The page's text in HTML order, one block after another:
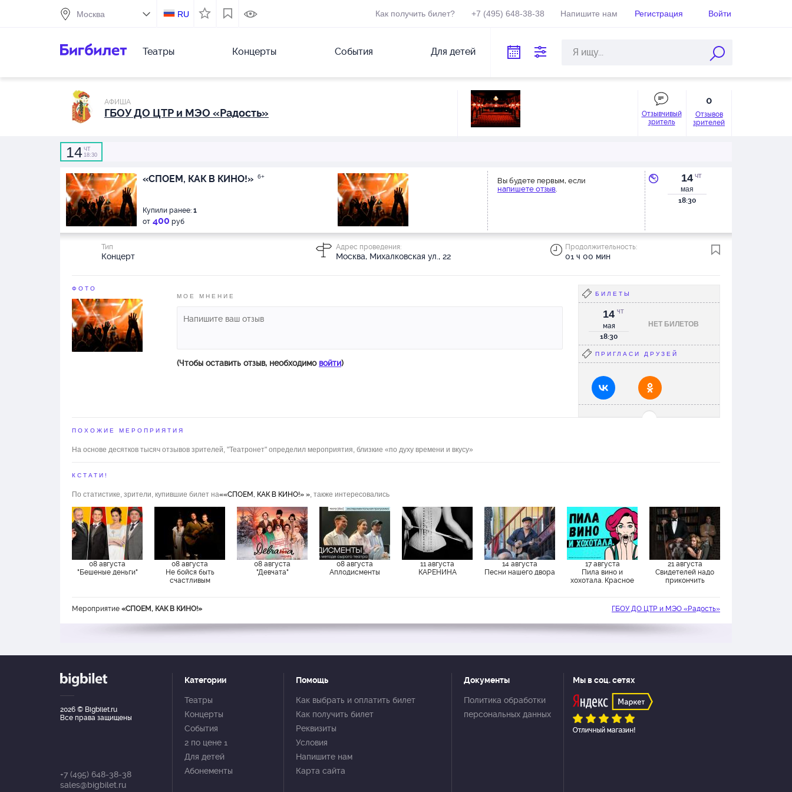
RU Как получить билет? +7 (495) 648-38-38 Напишите нам Регистрация Войти
Театры Концерты События Для детей
АФИША
ГБОУ ДО ЦТР и МЭО «Радость»
Отзывчивый
зритель
0
Отзывов
зрителей
14 ЧТ
18:30
«СПОЕМ, КАК В КИНО!» 6+
Купили ранее: 1
от 400 руб
Вы будете первым, если
напишете отзыв.
14 ЧТ
мая
18:30
Тип
Концерт
Адрес проведения:
Москва, Михалковская ул., 22
Продолжительность:
01 ч 00 мин
ФОТО
МОЕ МНЕНИЕ
(Чтобы оставить отзыв, необходимо войти)
БИЛЕТЫ
НЕТ БИЛЕТОВ
14
мая
ЧТ
18:30
ПРИГЛАСИ ДРУЗЕЙ
ПОХОЖИЕ МЕРОПРИЯТИЯ
На основе десятков тысяч отзывов зрителей, "Театронет" определил мероприятия, близкие «по духу времени и вкусу»
КСТАТИ!
По статистике, зрители, купившие билет на««СПОЕМ, КАК В КИНО!» », также интересовались
08 августа
"Бешеные деньги"
08 августа
Не бойся быть
счастливым
08 августа
"Девчата"
08 августа
Аплодисменты
11 августа
КАРЕНИНА
14 августа
Песни нашего двора
17 августа
Пила вино и
хохотала. Красное
21 августа
Свидетелей надо
прикончить
ГБОУ ДО ЦТР и МЭО «Радость»
Мероприятие «СПОЕМ, КАК В КИНО!»
2026 © Bigbilet.ru
Все права защищены
+7 (495) 648-38-38
sales@bigbilet.ru
Категории
Театры
Концерты
События
2 по цене 1
Для детей
Абонементы
Помощь
Как выбрать и оплатить билет
Как получить билет
Реквизиты
Условия
Напишите нам
Карта сайта
Документы
Политика обработки
персональных данных
Мы в соц. сетях